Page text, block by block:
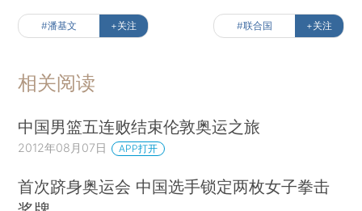
#潘基文 +关注 #联合国 +关注
相关阅读
中国男篮五连败结束伦敦奥运之旅
2012年08月07日 APP打开
首次跻身奥运会 中国选手锁定两枚女子拳击